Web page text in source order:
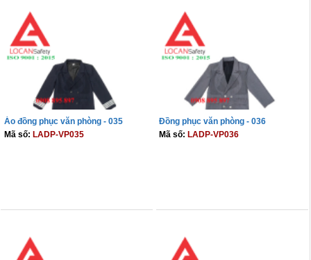
Áo đồng phục văn phòng - 035
Mã số: LADP-VP035
Đồng phục văn phòng - 036
Mã số: LADP-VP036